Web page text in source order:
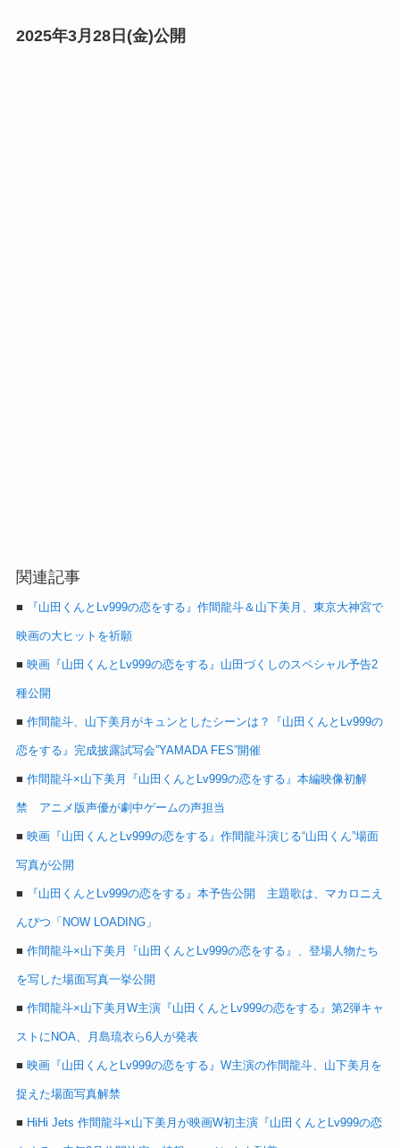
2025年3月28日(金)公開
関連記事
■ 『山田くんとLv999の恋をする』作間龍斗＆山下美月、東京大神宮で
映画の大ヒットを祈願
■ 映画『山田くんとLv999の恋をする』山田づくしのスペシャル予告2
種公開
■ 作間龍斗、山下美月がキュンとしたシーンは？『山田くんとLv999の
恋をする』完成披露試写会”YAMADA FES”開催
■ 作間龍斗×山下美月『山田くんとLv999の恋をする』本編映像初解
禁 アニメ版声優が劇中ゲームの声担当
■ 映画『山田くんとLv999の恋をする』作間龍斗演じる“山田くん”場面
写真が公開
■ 『山田くんとLv999の恋をする』本予告公開 主題歌は、マカロニえ
んぴつ「NOW LOADING」
■ 作間龍斗×山下美月『山田くんとLv999の恋をする』、登場人物たち
を写した場面写真一挙公開
■ 作間龍斗×山下美月W主演『山田くんとLv999の恋をする』第2弾キャ
ストにNOA、月島琉衣ら6人が発表
■ 映画『山田くんとLv999の恋をする』W主演の作間龍斗、山下美月を
捉えた場面写真解禁
■ HiHi Jets 作間龍斗×山下美月が映画W初主演『山田くんとLv999の恋